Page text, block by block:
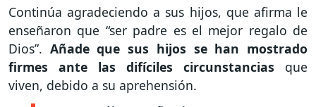
Continúa agradeciendo a sus hijos, que afirma le
enseñaron que “ser padre es el mejor regalo de
Dios”. Añade que sus hijos se han mostrado
firmes ante las difíciles circunstancias que
viven, debido a su aprehensión.